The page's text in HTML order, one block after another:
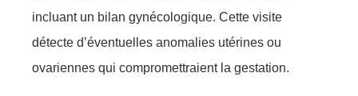
incluant un bilan gynécologique. Cette visite
détecte d’éventuelles anomalies utérines ou
ovariennes qui compromettraient la gestation.